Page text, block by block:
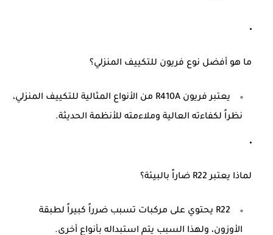
ما هو أفضل نوع فريون للتكييف المنزلي؟
يعتبر فريون R410A من الأنواع المثالية للتكييف المنزلي،
نظراً لكفاءته العالية وملاءمته للأنظمة الحديثة.
لماذا يعتبر R22 ضاراً بالبيئة؟
R22 يحتوي على مركبات تسبب ضرراً كبيراً لطبقة
الأوزون، ولهذا السبب يتم استبداله بأنواع أخرى.